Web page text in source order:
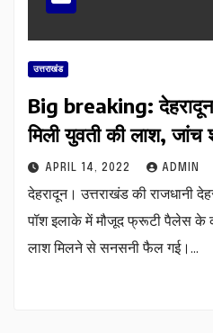
उत्तराखंड
Big breaking:
मिली युवती की लाश,
APRIL 14, 2022 ADMIN
देहरादून। उत्तराखंड की राजधानी
पॉश इलाके में मौजूद फ्रूटी पैलेस के
लाश मिलने से सनसनी फैल गई।…